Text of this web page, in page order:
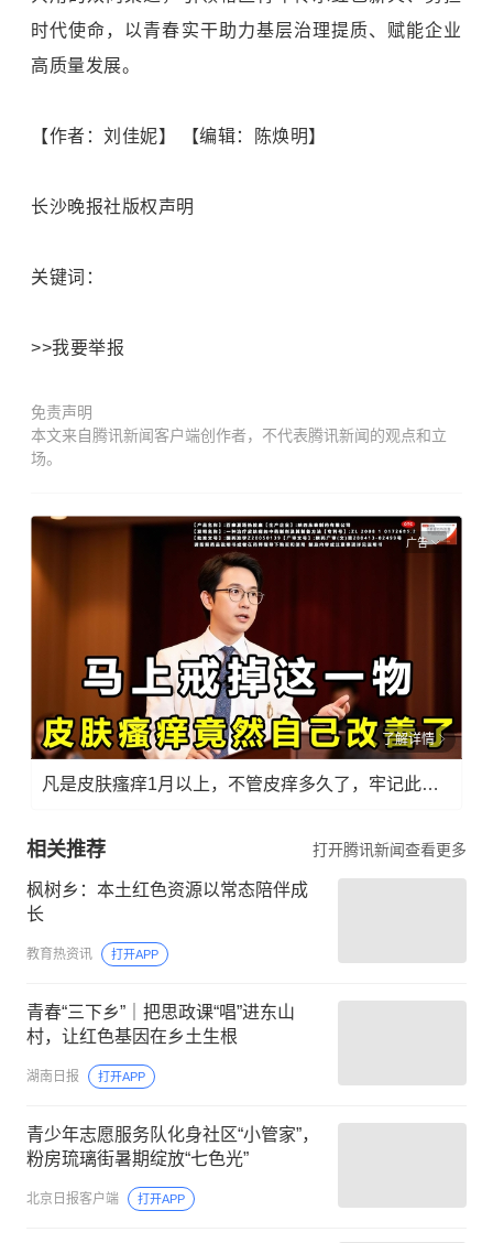
时代使命，以青春实干助力基层治理提质、赋能企业
高质量发展。
【作者：刘佳妮】 【编辑：陈焕明】
长沙晚报社版权声明
关键词：
>>我要举报
免责声明
本文来自腾讯新闻客户端创作者，不代表腾讯新闻的观点和立
场。
广告
了解详情
凡是皮肤瘙痒1月以上，不管皮痒多久了，牢记此法，快！准！狠！
相关推荐 打开腾讯新闻查看更多
枫树乡：本土红色资源以常态陪伴成
长
教育热资讯 打开APP
青春“三下乡”｜把思政课“唱”进东山
村，让红色基因在乡土生根
湖南日报 打开APP
青少年志愿服务队化身社区“小管家”，
粉房琉璃街暑期绽放“七色光”
北京日报客户端 打开APP